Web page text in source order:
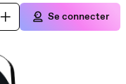
Se connecter